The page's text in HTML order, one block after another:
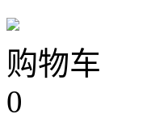
购物车
0